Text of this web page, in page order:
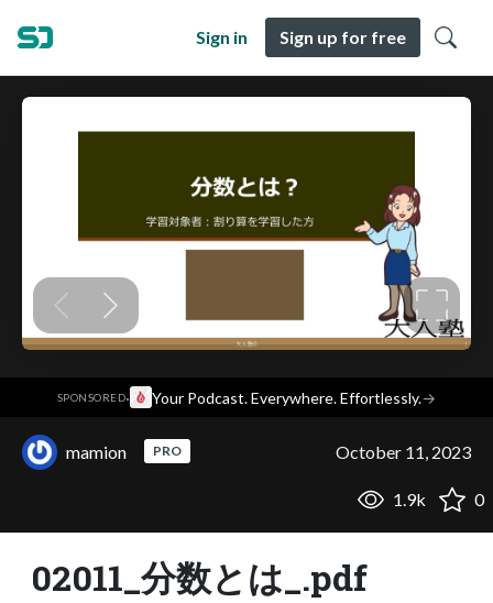
Sign in Sign up for free
SPONSORED· Your Podcast. Everywhere. Effortlessly.→
mamion PRO October 11, 2023
1.9k 0
02011_分数とは_.pdf